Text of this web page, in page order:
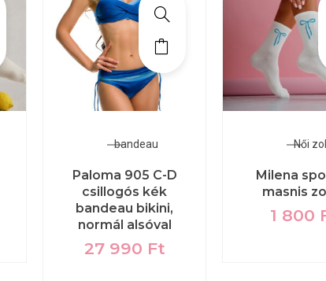
bandeau
Paloma 905 C-D
csillogós kék
bandeau bikini,
normál alsóval
27 990 Ft
Női
Milena
masnis
1 800